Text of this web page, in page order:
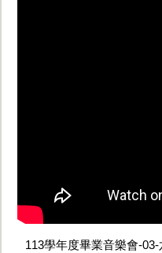
113學年度畢業音樂會-